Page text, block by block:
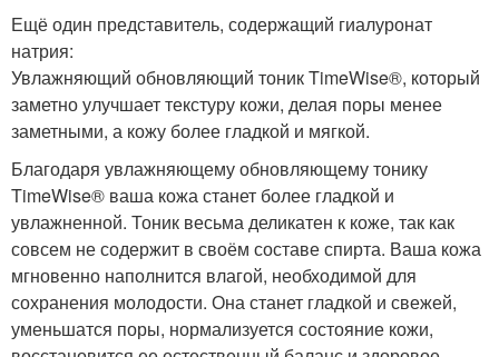
Ещё один представитель, содержащий гиалуронат
натрия:
Увлажняющий обновляющий тоник TimeWise®, который
заметно улучшает текстуру кожи, делая поры менее
заметными, а кожу более гладкой и мягкой.
Благодаря увлажняющему обновляющему тонику
TimeWise® ваша кожа станет более гладкой и
увлажненной. Тоник весьма деликатен к коже, так как
совсем не содержит в своём составе спирта. Ваша кожа
мгновенно наполнится влагой, необходимой для
сохранения молодости. Она станет гладкой и свежей,
уменьшатся поры, нормализуется состояние кожи,